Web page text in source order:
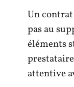
Un contrat
pas au
éléments
attentive